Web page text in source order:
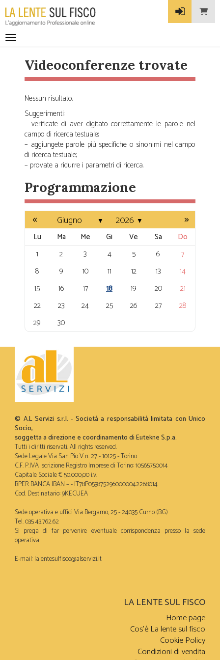
Toggle navigation
Videoconferenze trovate
Nessun risultato.
Suggerimenti:
– verificate di aver digitato correttamente le parole nel
campo di ricerca testuale;
– aggiungete parole più specifiche o sinonimi nel campo
di ricerca testuale;
– provate a ridurre i parametri di ricerca.
Programmazione
« »
Lu Ma Me Gi Ve Sa
Do
1
2 3 4 5 6
7
8
9 10 11 12 13
14
15
16 17 18 19 20
21
22
23 24 25 26 27
28
29
30
© A.L Servizi s.r.l. - Società a responsabilità limitata con Unico
Socio,
soggetta a direzione e coordinamento di Eutekne S.p.a.
Tutti i diritti riservati. All rights reserved.
Sede Legale Via San Pio V n. 27 - 10125 - Torino
C.F. P.IVA Iscrizione Registro Imprese di Torino: 10565750014
Capitale Sociale € 50.000,00 i.v.
BPER BANCA IBAN – - IT78P0538752960000042268014
Cod. Destinatario: 9KECUEA
Sede operativa e uffici Via Bergamo, 25 - 24035 Curno (BG)
Tel. 035 43.762.62
Si prega di far pervenire eventuale corrispondenza presso la sede
operativa
E-mail:lalentesulfisco@alservizi.it
LA LENTE SUL FISCO
Home page
Cos’è La lente sul fisco
Cookie Policy
Condizioni di vendita